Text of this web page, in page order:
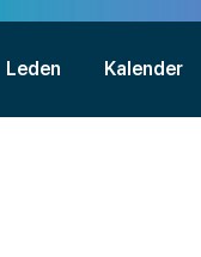
Leden Kalender